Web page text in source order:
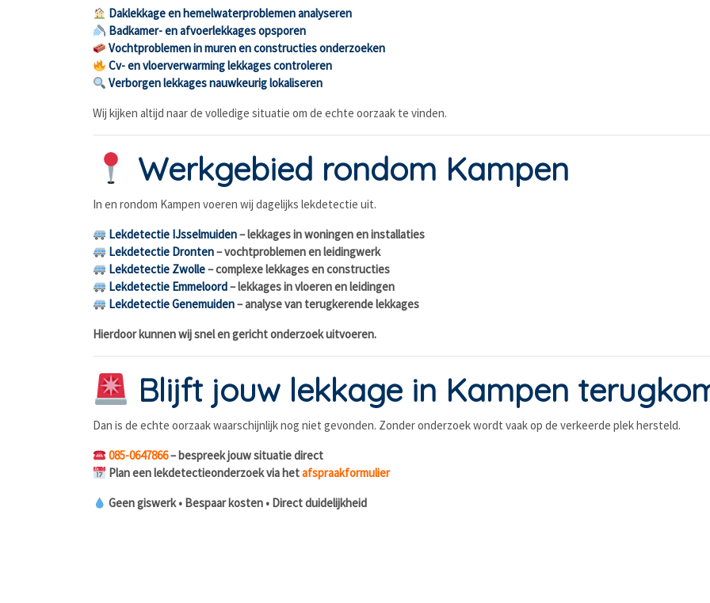
Daklekkage en hemelwaterproblemen analyseren
Badkamer- en afvoerlekkages opsporen
Vochtproblemen in muren en constructies onderzoeken
Cv- en vloerverwarming lekkages controleren
Verborgen lekkages nauwkeurig lokaliseren
Wij kijken altijd naar de volledige situatie om de echte oorzaak te vinden.
Werkgebied rondom Kampen
In en rondom Kampen voeren wij dagelijks lekdetectie uit.
Lekdetectie IJsselmuiden– lekkages in woningen en installaties
Lekdetectie Dronten– vochtproblemen en leidingwerk
Lekdetectie Zwolle– complexe lekkages en constructies
Lekdetectie Emmeloord– lekkages in vloeren en leidingen
Lekdetectie Genemuiden– analyse van terugkerende lekkages
Hierdoor kunnen wij snel en gericht onderzoek uitvoeren.
Blijft jouw lekkage in Kampen
Dan is de echte oorzaak waarschijnlijk nog niet gevonden. Zonder onderzoek wordt vaak op de verkeerde plek hersteld.
085-0647866– bespreek jouw situatie direct
Plan een lekdetectieonderzoek via hetafspraakformulier
Geen giswerk • Bespaar kosten • Direct duidelijkheid